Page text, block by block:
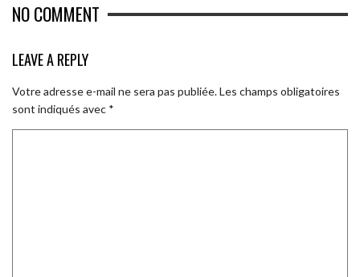
NO COMMENT
LEAVE A REPLY
Votre adresse e-mail ne sera pas publiée.Les champs obligatoires
sont indiqués avec *